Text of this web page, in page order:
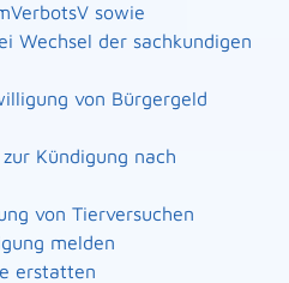
sowie
Wechsel der sachkundigen
von Bürgergeld
Kündigung nach
von Tierversuchen
melden
erstatten